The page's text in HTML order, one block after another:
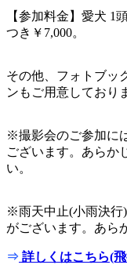
【参加料金】愛犬
つき￥7,000。
その他、フォトブッ
ンもご用意しており
※撮影会のご参加に
ございます。あらか
い。
※雨天中止(小雨決行
がございます。あら
⇒ 詳しくはこちら(